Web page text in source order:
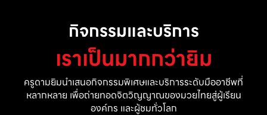
กิจกรรมและบริการ
เราเป็นมากกว่ายิม
ครูดามยิมนำเสนอกิจกรรมพิเศษและบริการระดับมืออาชีพที่
หลากหลาย เพื่อถ่ายทอดจิตวิญญาณของมวยไทยสู่ผู้เรียน
องค์กร และผู้ชมทั่วโลก